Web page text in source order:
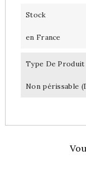
Stock
en France
Type De Produit
Non périssable